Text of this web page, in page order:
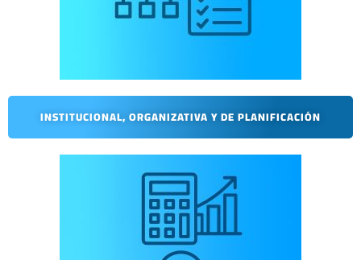
INSTITUCIONAL, ORGANIZATIVA Y DE PLANIFICACIÓN